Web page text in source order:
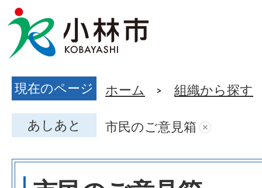
現在のページ ホーム 組織から探す
あしあと 市民のご意見箱